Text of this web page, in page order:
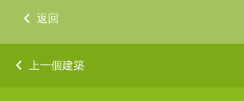
返回
上一個建築